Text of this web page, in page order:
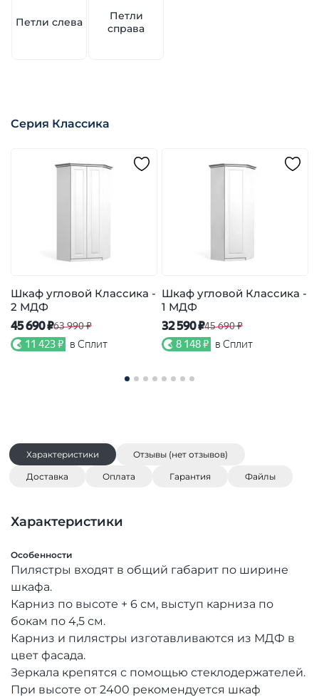
Петли слева
Петли
справа
Серия Классика
Шкаф угловой Классика -
2 МДФ
45 690 ₽63 990 ₽
11 423 ₽ в Сплит
Шкаф угловой Классика -
1 МДФ
32 590 ₽45 690 ₽
8 148 ₽ в Сплит
Характеристики Отзывы (нет отзывов)
Доставка Оплата Гарантия Файлы
Характеристики
Особенности
Пилястры входят в общий габарит по ширине
шкафа.
Карниз по высоте + 6 см, выступ карниза по
бокам по 4,5 см.
Карниз и пилястры изготавливаются из МДФ в
цвет фасада.
Зеркала крепятся с помощью стеклодержателей.
При высоте от 2400 рекомендуется шкаф